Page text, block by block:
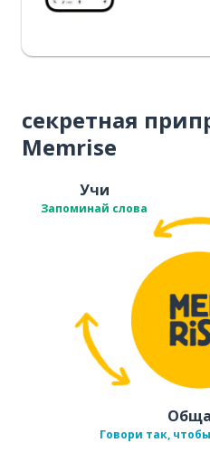
секретная
Memrise
Учи
Запоминай слова
Говори так,